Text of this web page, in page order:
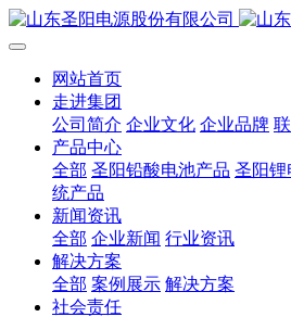
网站首页
走进集团
公司简介 企业文化 企业品牌
产品中心
全部 圣阳铅酸电池产品 圣阳锂
统产品
新闻资讯
全部 企业新闻 行业资讯
解决方案
全部 案例展示 解决方案
社会责任